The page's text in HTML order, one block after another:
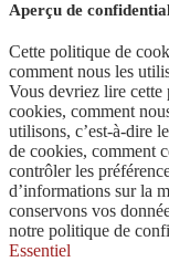
Aperçu de
Cette politique de
comment nous les
Vous devriez lire cette
cookies, comment
utilisons, c’est-à-dire
de cookies, comment
contrôler les
d’informations sur la
conservons vos
notre politique de
Essentiel